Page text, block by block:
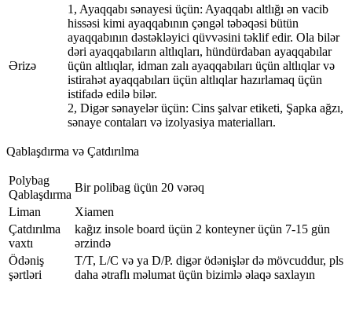
Ərizə
1, Ayaqqabı sənayesi üçün: Ayaqqabı altlığı ən vacib
hissəsi kimi ayaqqabının çəngəl təbəqəsi bütün
ayaqqabının dəstəkləyici qüvvəsini təklif edir. Ola bilər
dəri ayaqqabıların altlıqları, hündürdaban ayaqqabılar
üçün altlıqlar, idman zalı ayaqqabıları üçün altlıqlar və
istirahət ayaqqabıları üçün altlıqlar hazırlamaq üçün
istifadə edilə bilər.
2, Digər sənayelər üçün: Cins şalvar etiketi, Şapka ağzı,
sənaye contaları və izolyasiya materialları.
Qablaşdırma və Çatdırılma
Polybag
Qablaşdırma
Bir polibag üçün 20 vərəq
Liman
Xiamen
Çatdırılma
vaxtı
kağız insole board üçün 2 konteyner üçün 7-15 gün
ərzində
Ödəniş
şərtləri
T/T, L/C və ya D/P. digər ödənişlər də mövcuddur, pls
daha ətraflı məlumat üçün bizimlə əlaqə saxlayın